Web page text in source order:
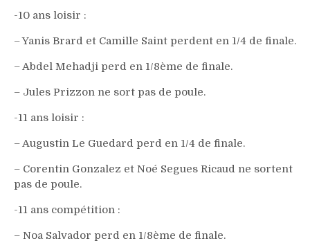
-10 ans loisir :
– Yanis Brard et Camille Saint perdent en 1/4 de finale.
– Abdel Mehadji perd en 1/8ème de finale.
– Jules Prizzon ne sort pas de poule.
-11 ans loisir :
– Augustin Le Guedard perd en 1/4 de finale.
– Corentin Gonzalez et Noé Segues Ricaud ne sortent
pas de poule.
-11 ans compétition :
– Noa Salvador perd en 1/8ème de finale.